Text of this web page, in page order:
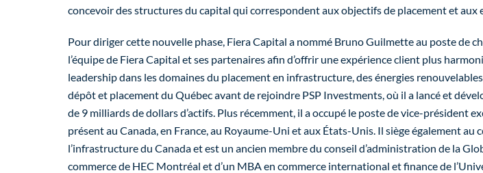
concevoir des structures du capital qui correspondent aux objectifs de placement et aux
Pour diriger cette nouvelle phase, Fiera Capital a nommé Bruno Guilmetteau poste de
l’équipe de Fiera Capital et ses partenaires afin d’offrir une expérience client plus
leadership dans les domaines du placement en infrastructure, des énergies
dépôt et placement du Québec avant de rejoindre PSP Investments, où il a lancé et
de 9 milliards de dollars d’actifs. Plus récemment, il a occupé le poste de vice-
présent au Canada , en France , au Royaume-Uni et aux États-Unis. Il siège également
l’infrastructure du Canadaet est un ancien membre du conseil d’administration de la
commerce de HEC Montréal et d’un MBA en commerce international et finance de